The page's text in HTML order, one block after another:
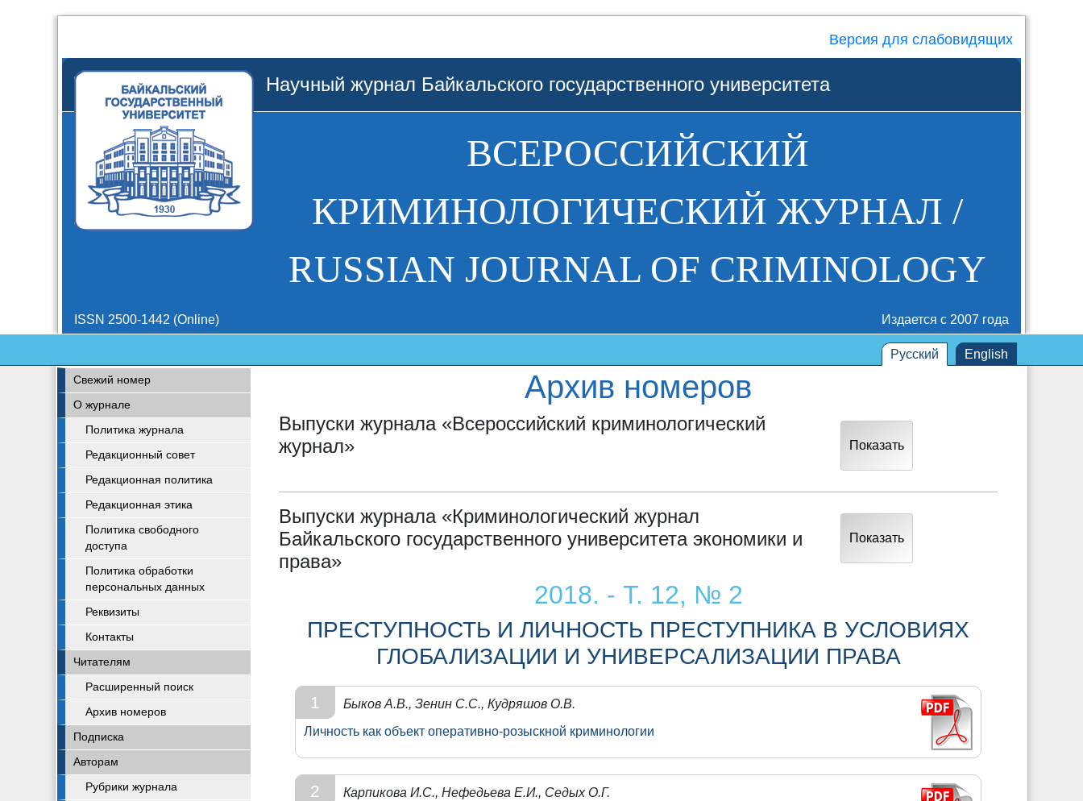
Версия для слабовидящих
Научный журнал Байкальского государственного университета
ВСЕРОССИЙСКИЙ
КРИМИНОЛОГИЧЕСКИЙ ЖУРНАЛ /
RUSSIAN JOURNAL OF CRIMINOLOGY
ISSN 2500-1442 (Online) Издается с 2007 года
Русский English
Свежий номер
О журнале
Политика журнала
Редакционный совет
Редакционная политика
Редакционная этика
Политика свободного
доступа
Политика обработки
персональных данных
Реквизиты
Контакты
Читателям
Расширенный поиск
Архив номеров
Подписка
Авторам
Рубрики журнала
Архив номеров
Выпуски журнала «Всероссийский криминологический
журнал»
Показать
Выпуски журнала «Криминологический журнал
Байкальского государственного университета экономики и
права»
Показать
2018. - Т. 12, № 2
ПРЕСТУПНОСТЬ И ЛИЧНОСТЬ ПРЕСТУПНИКА В УСЛОВИЯХ
ГЛОБАЛИЗАЦИИ И УНИВЕРСАЛИЗАЦИИ ПРАВА
1
Быков А.В., Зенин С.С., Кудряшов О.В.
Личность как объект оперативно-розыскной криминологии
2
Карпикова И.С., Нефедьева Е.И., Седых О.Г.